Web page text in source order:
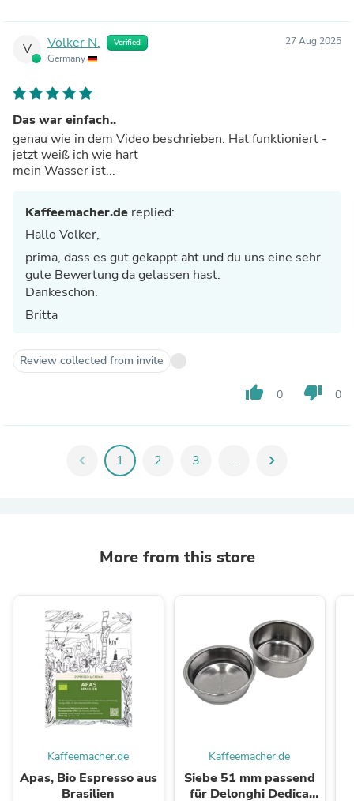
V Volker N. Verified
Germany
27 Aug 2025
Das war einfach..
genau wie in dem Video beschrieben. Hat funktioniert -
jetzt weiß ich wie hart
mein Wasser ist...
Kaffeemacher.de replied:
Hallo Volker,
prima, dass es gut gekappt aht und du uns eine sehr
gute Bewertung da gelassen hast.
Dankeschön.
Britta
Review collected from invite
thumb_up 0 thumb_down 0
chevron_left 1 2 3 ... chevron_right
More from this store
Kaffeemacher.de
Apas, Bio Espresso aus
Brasilien
Kaffeemacher.de
Siebe 51 mm passend
für Delonghi Dedica